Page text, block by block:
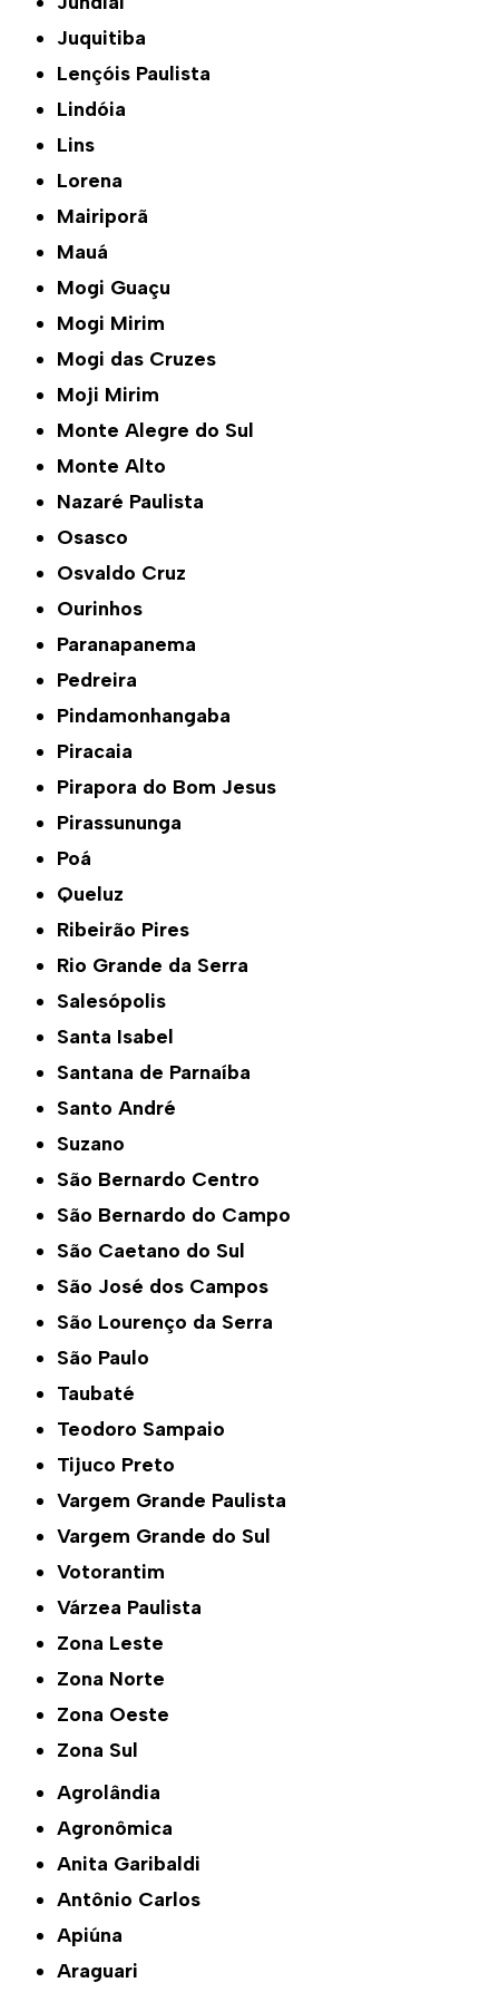
Juquitiba
Lençóis Paulista
Lindóia
Lins
Lorena
Mairiporã
Mauá
Mogi Guaçu
Mogi Mirim
Mogi das Cruzes
Moji Mirim
Monte Alegre do Sul
Monte Alto
Nazaré Paulista
Osasco
Osvaldo Cruz
Ourinhos
Paranapanema
Pedreira
Pindamonhangaba
Piracaia
Pirapora do Bom Jesus
Pirassununga
Poá
Queluz
Ribeirão Pires
Rio Grande da Serra
Salesópolis
Santa Isabel
Santana de Parnaíba
Santo André
Suzano
São Bernardo Centro
São Bernardo do Campo
São Caetano do Sul
São José dos Campos
São Lourenço da Serra
São Paulo
Taubaté
Teodoro Sampaio
Tijuco Preto
Vargem Grande Paulista
Vargem Grande do Sul
Votorantim
Várzea Paulista
Zona Leste
Zona Norte
Zona Oeste
Zona Sul
Agrolândia
Agronômica
Anita Garibaldi
Antônio Carlos
Apiúna
Araguari